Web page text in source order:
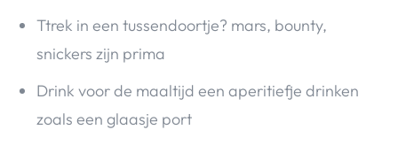
Ttrek in een tussendoortje? mars, bounty,
snickers zijn prima
Drink voor de maaltijd een aperitiefje drinken
zoals een glaasje port